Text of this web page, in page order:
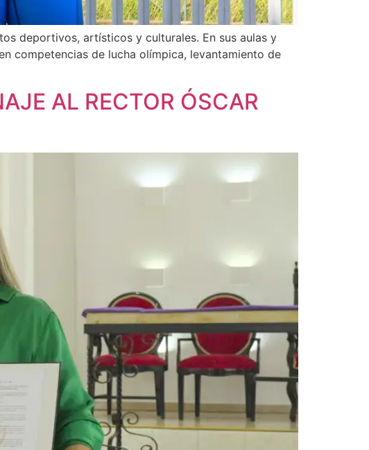
deportivos, artísticos y culturales. En sus aulas y
competencias de lucha olímpica, levantamiento de
AL RECTOR ÓSCAR